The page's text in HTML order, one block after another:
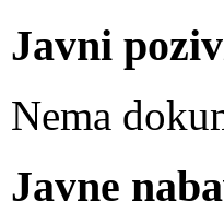
Javni
Nema
Javne